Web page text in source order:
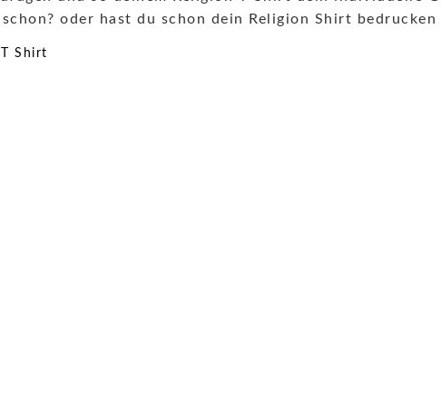
oder hast du schon dein Religion Shirt bedrucken
T Shirt